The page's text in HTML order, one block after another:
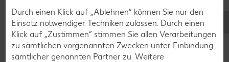
Durch einen Klick auf „Ablehnen“ können Sie nur den
Einsatz notwendiger Techniken zulassen. Durch einen
Klick auf „Zustimmen“ stimmen Sie allen Verarbeitungen
zu sämtlichen vorgenannten Zwecken unter Einbindung
sämtlicher genannten Partner zu. Weitere